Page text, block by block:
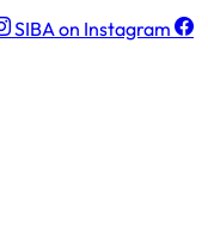
SIBA on Instagram